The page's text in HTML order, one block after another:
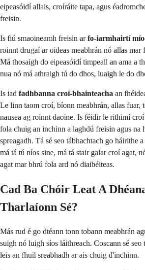
eipeasóidí allais, croíráite tapa, agus
freisin.
Is fiú smaoineamh freisin arfo-iarmhairtí
roinnt drugaí ar oideas meabhrán nó allas
Má thosaigh do eipeasóidí timpeall an ama a
nua nó má athraigh tú do dhos, luaigh le do
Is iad fadhbanna croí-bhainteacha an
Le linn taom croí, bíonn meabhrán, allas fuar,
nausea ag roinnt daoine. Is féidir le rithimí croí
fola chuig an inchinn a laghdú freisin agus na
spreagadh. Tá sé seo tábhachtach go háirithe
má tá tú níos sine, má tá stair galar croí agat,
agat mar bhrú fola ard nó diaibéiteas.
Cad Ba Chóir Leat A
Tharlaíonn Sé?
Más rud é go dtéann tonn tobann meabhrán
suigh nó luigh síos láithreach. Coscann sé seo
leis an fhuil sreabhadh ar ais chuig d'inchinn.